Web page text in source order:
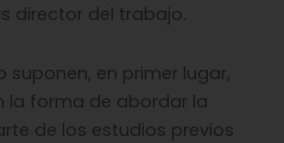
director del trabajo.
suponen, en primer lugar,
la forma de abordar la
de los estudios previos